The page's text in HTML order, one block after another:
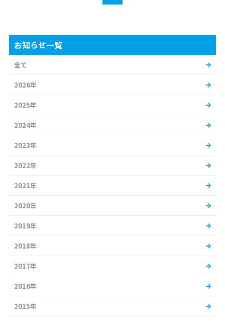
お知らせ一覧
全て
2026年
2025年
2024年
2023年
2022年
2021年
2020年
2019年
2018年
2017年
2016年
2015年